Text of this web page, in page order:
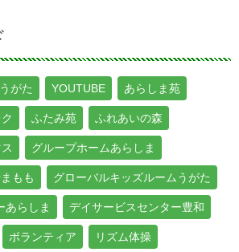
がた YOUTUBE あらしま苑
ふたみ苑 ふれあいの森
グループホームあらしま
もも グローバルキッズルームうがた
あらしま デイサービスセンター豊和
ボランティア リズム体操